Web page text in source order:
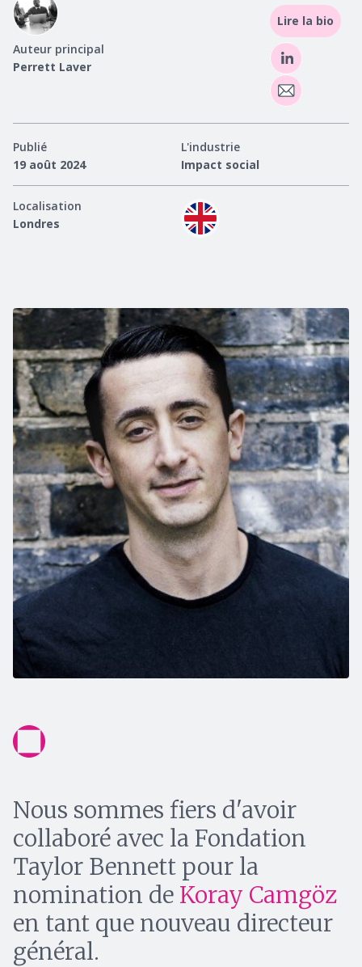
Auteur principal
Perrett Laver
Lire la bio
Publié
19 août 2024
L'industrie
Impact social
Localisation
Londres
Nous sommes fiers d'avoir
collaboré avec la Fondation
Taylor Bennett pour la
nomination de Koray Camgöz
en tant que nouveau directeur
général.